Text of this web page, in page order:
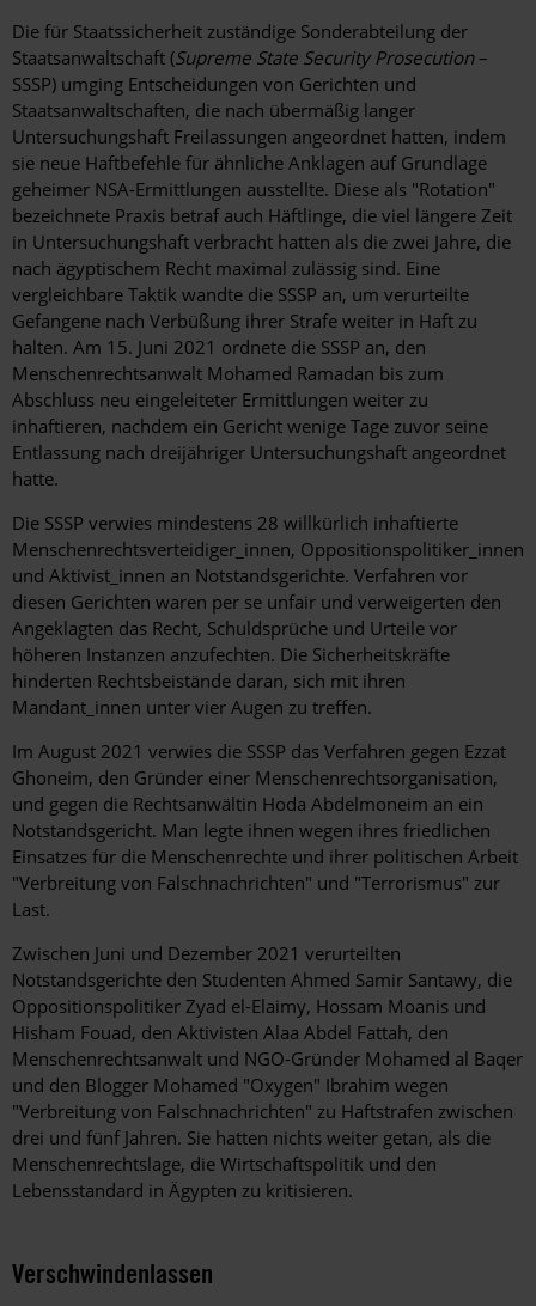
Die für Staatssicherheit zuständige Sonderabteilung der
Staatsanwaltschaft (Supreme State Security Prosecution–
SSSP) umging Entscheidungen von Gerichten und
Staatsanwaltschaften, die nach übermäßig langer
Untersuchungshaft Freilassungen angeordnet hatten, indem
sie neue Haftbefehle für ähnliche Anklagen auf Grundlage
geheimer NSA-Ermittlungen ausstellte. Diese als "Rotation"
bezeichnete Praxis betraf auch Häftlinge, die viel längere Zeit
in Untersuchungshaft verbracht hatten als die zwei Jahre, die
nach ägyptischem Recht maximal zulässig sind. Eine
vergleichbare Taktik wandte die SSSP an, um verurteilte
Gefangene nach Verbüßung ihrer Strafe weiter in Haft zu
halten. Am 15. Juni 2021 ordnete die SSSP an, den
Menschenrechtsanwalt Mohamed Ramadan bis zum
Abschluss neu eingeleiteter Ermittlungen weiter zu
inhaftieren, nachdem ein Gericht wenige Tage zuvor seine
Entlassung nach dreijähriger Untersuchungshaft angeordnet
hatte.
Die SSSP verwies mindestens 28 willkürlich inhaftierte
Menschenrechtsverteidiger_innen, Oppositionspolitiker_innen
und Aktivist_innen an Notstandsgerichte. Verfahren vor
diesen Gerichten waren per se unfair und verweigerten den
Angeklagten das Recht, Schuldsprüche und Urteile vor
höheren Instanzen anzufechten. Die Sicherheitskräfte
hinderten Rechtsbeistände daran, sich mit ihren
Mandant_innen unter vier Augen zu treffen.
Im August 2021 verwies die SSSP das Verfahren gegen Ezzat
Ghoneim, den Gründer einer Menschenrechtsorganisation,
und gegen die Rechtsanwältin Hoda Abdelmoneim an ein
Notstandsgericht. Man legte ihnen wegen ihres friedlichen
Einsatzes für die Menschenrechte und ihrer politischen Arbeit
"Verbreitung von Falschnachrichten" und "Terrorismus" zur
Last.
Zwischen Juni und Dezember 2021 verurteilten
Notstandsgerichte den Studenten Ahmed Samir Santawy, die
Oppositionspolitiker Zyad el-Elaimy, Hossam Moanis und
Hisham Fouad, den Aktivisten Alaa Abdel Fattah, den
Menschenrechtsanwalt und NGO-Gründer Mohamed al Baqer
und den Blogger Mohamed "Oxygen" Ibrahim wegen
"Verbreitung von Falschnachrichten" zu Haftstrafen zwischen
drei und fünf Jahren. Sie hatten nichts weiter getan, als die
Menschenrechtslage, die Wirtschaftspolitik und den
Lebensstandard in Ägypten zu kritisieren.
Verschwindenlassen